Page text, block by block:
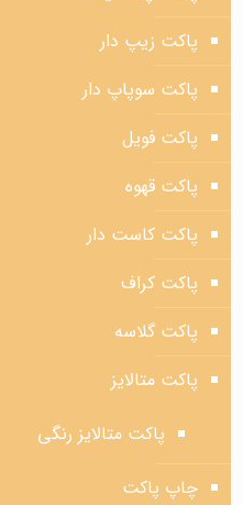
پاکت زیپ دار
پاکت سوپاپ دار
پاکت فویل
پاکت قهوه
پاکت کاست دار
پاکت کراف
پاکت گلاسه
پاکت متالایز
پاکت متالایز رنگی
چاپ پاکت